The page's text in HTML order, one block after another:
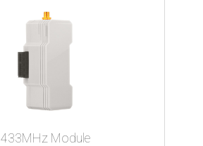
433MHz Module